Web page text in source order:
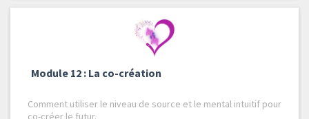
Module 12 : La co-création
Comment utiliser le niveau de source et le mental intuitif pour
co-créer le futur.